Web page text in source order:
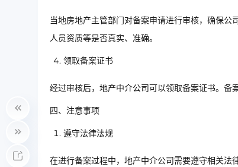
当地房地产主管部门对备案申请进行审核，确保公
人员资质等是否真实、准确。
领取备案证书
经过审核后，地产中介公司可以领取备案证书。备
四、注意事项
遵守法律法规
在进行备案过程中，地产中介公司需要遵守相关